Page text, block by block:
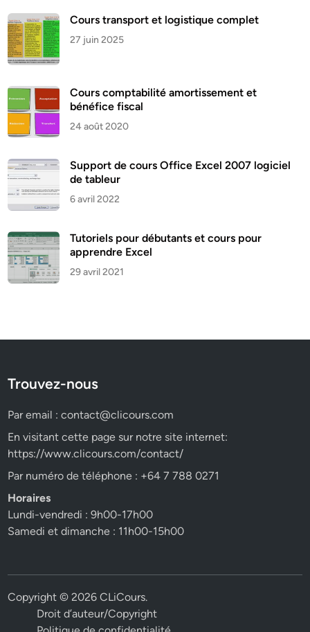
Cours transport et logistique complet
27 juin 2025
Cours comptabilité amortissement et
bénéfice fiscal
24 août 2020
Support de cours Office Excel 2007 logiciel
de tableur
6 avril 2022
Tutoriels pour débutants et cours pour
apprendre Excel
29 avril 2021
Trouvez-nous
Par email :contact@clicours.com
En visitant cette page sur notre site internet:
https://www.clicours.com/contact/
Par numéro de téléphone : +64 7 788 0271
Horaires
Lundi-vendredi : 9h00-17h00
Samedi et dimanche : 11h00-15h00
Copyright © 2026CLiCours.
Droit d’auteur/Copyright